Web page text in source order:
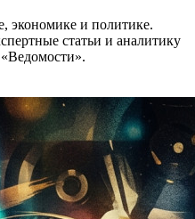
экономике и политике.
статьи и аналитику